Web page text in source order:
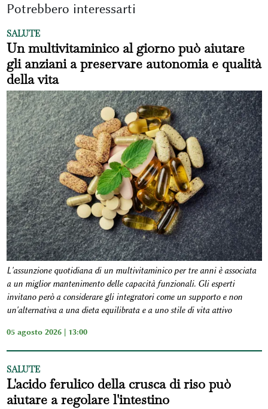
Potrebbero interessarti
SALUTE
Un multivitaminico al giorno può aiutare
gli anziani a preservare autonomia e qualità
della vita
L'assunzione quotidiana di un multivitaminico per tre anni è associata
a un miglior mantenimento delle capacità funzionali. Gli esperti
invitano però a considerare gli integratori come un supporto e non
un'alternativa a una dieta equilibrata e a uno stile di vita attivo
05 agosto 2026 | 13:00
SALUTE
L'acido ferulico della crusca di riso può
aiutare a regolare l'intestino